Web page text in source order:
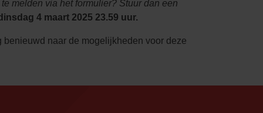
melden via het formulier? Stuur dan een
4 maart 2025 23.59 uur.
naar de mogelijkheden voor deze